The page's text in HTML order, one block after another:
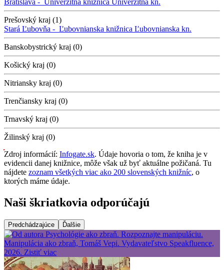
Prešovský kraj (1)
Stará Ľubovňa - Ľubovnianska knižnica Ľubovnianska kn.
Banskobystrický kraj (0)
Košický kraj (0)
Nitriansky kraj (0)
Trenčiansky kraj (0)
Trnavský kraj (0)
Žilinský kraj (0)
Zdroj informácií: Infogate.sk. Údaje hovoria o tom, že kniha je v
evidencii danej knižnice, môže však už byť aktuálne požičaná. Tu
nájdete zoznam všetkých viac ako 200 slovenských knižníc, o
ktorých máme údaje.
Naši škriatkovia odporúčajú
Predchádzajúce Ďalšie